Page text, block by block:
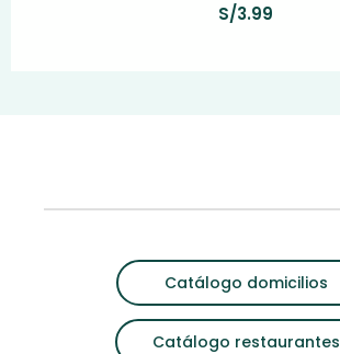
S/3.99
Catálogo domicilios
Catálogo restaurantes